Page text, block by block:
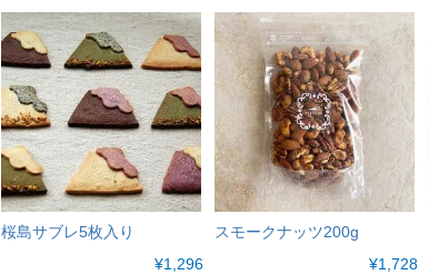
桜島サブレ5枚入り
¥1,296
スモークナッツ200g
¥1,728